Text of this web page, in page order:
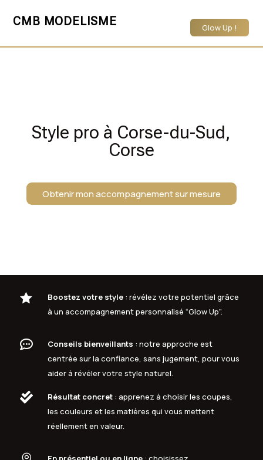
CMB MODELISME Glow Up !
Style pro à Corse-du-Sud,
Corse
Obtenir mon accompagnement sur mesure
 Boostez votre style: révélez votre potentiel grâce
à un accompagnement personnalisé “Glow Up”.
 Conseils bienveillants : notre approche est
centrée sur la confiance, sans jugement, pour vous
aider à révéler votre style naturel.
 Résultat concret: apprenez à choisir les coupes,
les couleurs et les matières qui vous mettent
réellement en valeur.